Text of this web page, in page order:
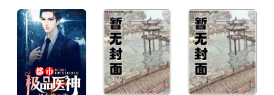
第68章 明朝物价
第69章 早市见闻
第70章 开门七事